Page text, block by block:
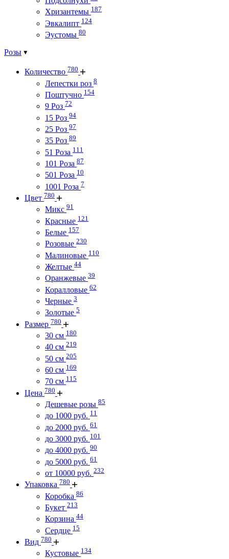
Хризантемы 187
Эвкалипт 124
Эустомы 80
Розы
Количество 780
Лепестки роз 8
Поштучно 154
9 Роз 72
15 Роз 94
25 Роз 97
35 Роз 89
51 Роза 111
101 Роза 87
501 Роза 10
1001 Роза 7
Цвет 780
Микс 91
Красные 121
Белые 157
Розовые 230
Малиновые 110
Желтые 44
Оранжевые 39
Коралловые 62
Черные 3
Золотые 5
Размер 780
30 см 180
40 см 219
50 см 205
60 см 169
70 см 115
Цена 780
Дешевые розы 85
до 1000 руб. 11
до 2000 руб. 61
до 3000 руб. 101
до 4000 руб. 90
до 5000 руб. 61
от 10000 руб. 232
Упаковка 780
Коробка 86
Букет 213
Корзина 44
Сердце 15
Вид 780
Кустовые 134